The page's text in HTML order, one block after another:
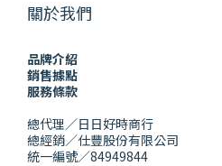
關於我們
品牌介紹
銷售據點
服務條款
總代理／日日好時商行
總經銷／仕豐股份有限公司
統一編號／84949844